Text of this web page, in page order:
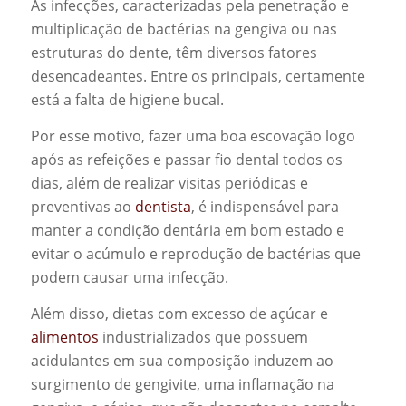
As infecções, caracterizadas pela penetração e
multiplicação de bactérias na gengiva ou nas
estruturas do dente, têm diversos fatores
desencadeantes. Entre os principais, certamente
está a falta de higiene bucal.
Por esse motivo, fazer uma boa escovação logo
após as refeições e passar fio dental todos os
dias, além de realizar visitas periódicas e
preventivas ao dentista, é indispensável para
manter a condição dentária em bom estado e
evitar o acúmulo e reprodução de bactérias que
podem causar uma infecção.
Além disso, dietas com excesso de açúcar e
alimentos industrializados que possuem
acidulantes em sua composição induzem ao
surgimento de gengivite, uma inflamação na